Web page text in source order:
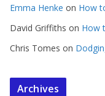
Emma Henke on How
David Griffiths on How
Chris Tomes on
Archives